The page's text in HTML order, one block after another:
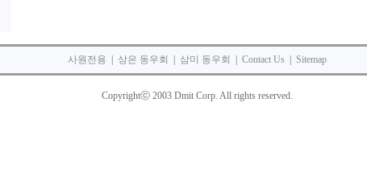
사원전용 상은 동우회 삼미 동우회 Contact Us Sitemap
Copyrightⓒ 2003 Dmit Corp. All rights reserved.